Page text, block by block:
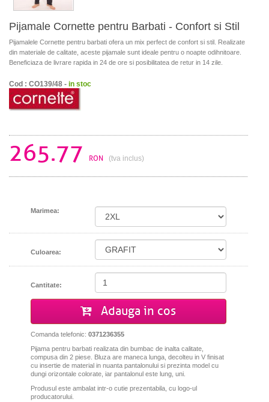
Pijamale Cornette pentru Barbati - Confort si Stil
Pijamalele Cornette pentru barbati ofera un mix perfect de confort si stil. Realizate
din materiale de calitate, aceste pijamale sunt ideale pentru o noapte odihnitoare.
Beneficiaza de livrare rapida in 24 de ore si posibilitatea de retur in 14 zile.
Cod : CO139/48 - in stoc
265.77 RON (tva inclus)
Marimea:
Culoarea:
Cantitate:
Adauga in cos
Comanda telefonic: 0371236355
Pijama pentru barbati realizata din bumbac de inalta calitate,
compusa din 2 piese. Bluza are maneca lunga, decolteu in V finisat
cu insertie de material in nuanta pantalonului si prezinta model cu
dungi orizontale colorate, iar pantalonul este lung, uni.
Produsul este ambalat intr-o cutie prezentabila, cu logo-ul
producatorului.